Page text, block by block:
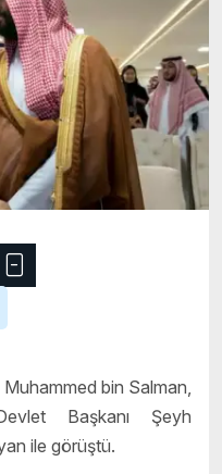
bin Salman,
Başkanı Şeyh
ile görüştü.